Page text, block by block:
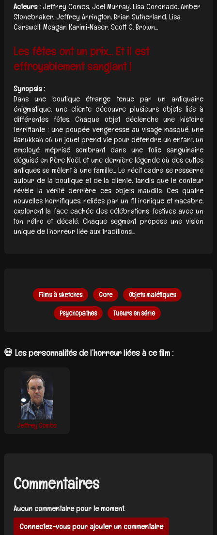
Acteurs :Jeffrey Combs, Joel Murray, Lisa Coronado, Amber
Stonebraker, Jeffrey Arrington, Brian Sutherland, Lisa
Carswell, Meagan Karimi‑Naser, Scott C. Brown...
Les fêtes ont un prix… Et il est
effroyablement sanglant !
Synopsis :
Dans une boutique étrange tenue par un antiquaire
énigmatique, une cliente découvre plusieurs objets liés à
différentes fêtes. Chaque objet déclenche une histoire
terrifiante : une poupée vengeresse au visage masqué, une
Hanukkah où un jouet prend vie pour défendre un enfant, un
employé méprisé sombrant dans une folie sanguinaire
déguisé en Père Noël, et une dernière légende où des cultes
antiques se mêlent à une famille… Le récit cadre se resserre
autour de la boutique et de la cliente, tandis que le conteur
révèle la vérité derrière ces objets maudits. Ces quatre
nouvelles horrifiques, reliées par un fil ironique et macabre,
explorent la face cachée des célébrations festives avec un
ton rétro et décalé. Chaque segment propose une vision
unique de l’horreur liée aux traditions...
Films à sketches Gore Objets maléfiques
Psychopathes Tueurs en série
💀 Les personnalités de l’horreur liées à ce film :
Jeffrey Combs
Commentaires
Aucun commentaire pour le moment.
Connectez-vous pour ajouter un commentaire